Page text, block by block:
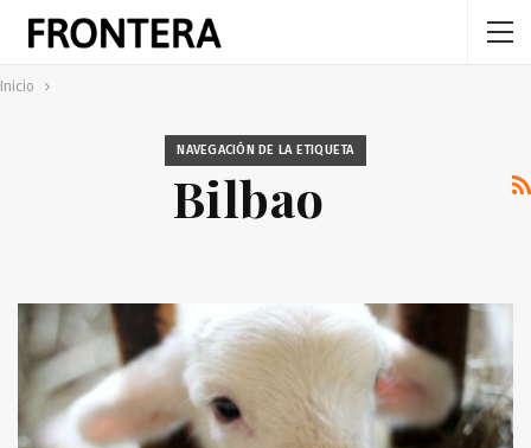
Inicio
NAVEGACIÓN DE LA ETIQUETA
Bilbao